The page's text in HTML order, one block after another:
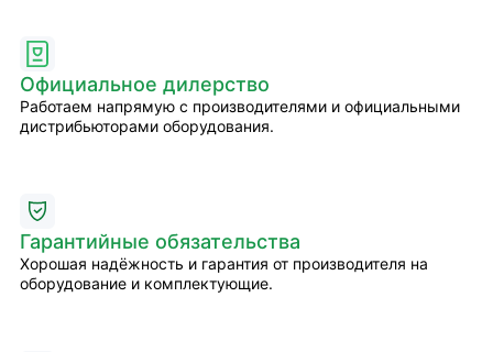
Официальное дилерство
Работаем напрямую с производителями и официальными
дистрибьюторами оборудования.
Гарантийные обязательства
Хорошая надёжность и гарантия от производителя на
оборудование и комплектующие.